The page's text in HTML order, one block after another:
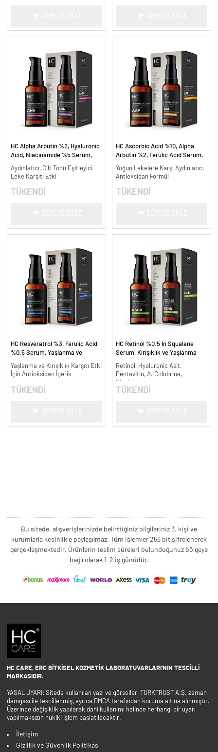
HC Alpha Arbutin %2, Hyaluronic
Acid, Niacinamide %5 Serum,
ml.
Aydınlatıcı, Cilt Tonu Eşitleyici
Leke Karşıtı Etki
TÜKENDİ
HC Ascorbic Acid %10, Alpha
Arbutin %2, Ferulic Acid Serum,
ml.
Yoğun Lekelere Karşı Aydınlatıcı
Antioksidan Formül
TÜKENDİ
HC Resveratrol %3, Ferulic Acid
%0.5 Serum, Yaşlanma ve
Yaşlanma ve Kırışıklık Karşıtı Etki
İçin Antioksidan İçerik
TÜKENDİ
HC Retinol %0.5 In Squalane
Serum, Kırışıklık ve Yaşlanma
Retinol, Hyaluronic Asit,
Pentavitin, A. Colubrina,
Bisabolol
TÜKENDİ
Bu sitede, alışverişlerinizde belirttiğiniz bilgileriniz 3. kişi ve
kurumlarla kesinlikle paylaşılmaz. Tüm işlemler 256 bit şifrelenerek
gerçekleşmektedir. Ürünlerin teslim süreleri bulunduğunuz bölgeye
bağlı olarak 1-2 iş günüdür.
HC CARE, ERC BITKISEL KOZMETIK LABORATUVARLARI'NIN TESCILLI
MARKASIDIR.
YASAL UYARI: Sitede kullanılan yazı ve görseller, TURKTRUST A.Ş. zaman
damgası ile tescillenmiş, ayrıca DMCA tarafından koruma altına alınmıştır.
Üzerinde değişiklik yapılarak dahi kullanımı halinde herhangi bir uyarı
yapılmaksızın hukiki işlem başlatılacaktır.
İletişim
Gizlilik ve Güvenlik Politikası